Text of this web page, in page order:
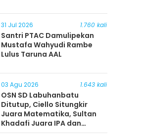
31 Jul 2026 1.760 kali
Santri PTAC Damulipekan
Mustafa Wahyudi Rambe
Lulus Taruna AAL
03 Agu 2026 1.643 kali
OSN SD Labuhanbatu
Ditutup, Ciello Situngkir
Juara Matematika, Sultan
Khadafi Juara IPA dan
Timothy Rangkuti Juara IPS